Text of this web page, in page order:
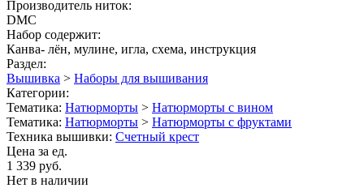
Производитель ниток:
DMC
Набор содержит:
Канва- лён, мулине, игла, схема, инструкция
Раздел:
Вышивка > Наборы для вышивания
Категории:
Тематика: Натюрморты > Натюрморты с вином
Тематика: Натюрморты > Натюрморты с фруктами
Техника вышивки: Счетный крест
Цена за ед.
1 339 руб.
Нет в наличии